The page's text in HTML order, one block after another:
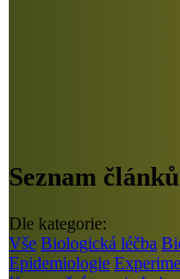
Seznam článků
Dle kategorie:
Vše Biologická léčba
Epidemiologie